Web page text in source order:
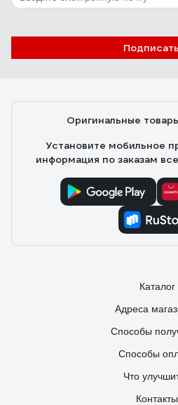
Оригинальные
Установите мобильное
информация по заказам
Каталог
Адреса
Способы
Способы
Что
Контакты